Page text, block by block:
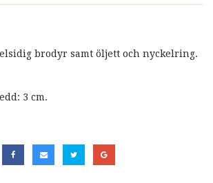
brodyr samt öljett och nyckelring.
3 cm.